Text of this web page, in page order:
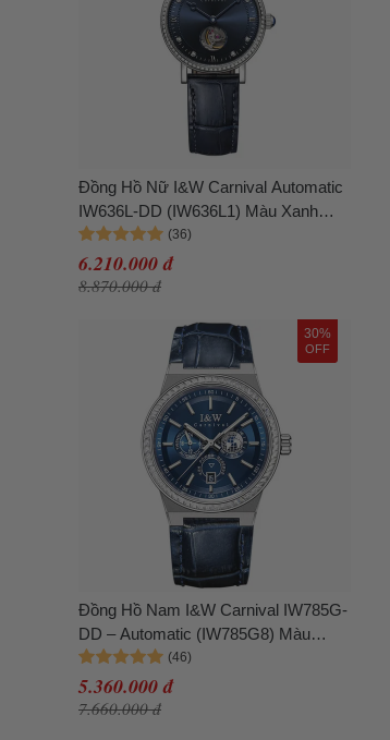
Đồng Hồ Nữ I&W Carnival Automatic
IW636L-DD (IW636L1) Màu Xanh
Navy
6.210.000 đ
8.870.000 đ
30%
OFF
Đồng Hồ Nam I&W Carnival IW785G-
DD – Automatic (IW785G8) Màu
Xanh Navy
5.360.000 đ
7.660.000 đ